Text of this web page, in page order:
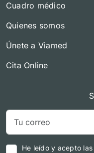
Cuadro médico
Quienes somos
Únete a Viamed
Cita Online
He leído y acepto